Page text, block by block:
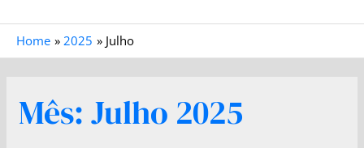
Home 2025 Julho
Mês:Julho 2025